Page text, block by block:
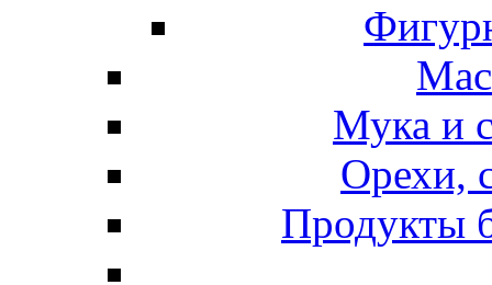
Мука и
Орехи,
Продукты